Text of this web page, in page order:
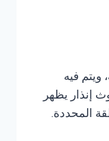
ويتم فيه
إنذار يظهر
المحددة.